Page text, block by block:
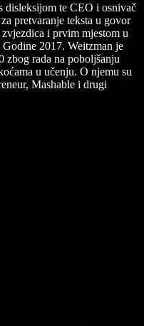
disleksijom te CEO i osnivač
pretvaranje teksta u govor
i prvim mjestom u
2017. Weitzman je
zbog rada na poboljšanju
u učenju. O njemu su
Mashable i drugi